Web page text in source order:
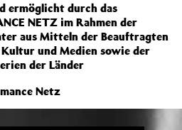
ermöglicht durch das
NETZ im Rahmen der
aus Mitteln der Beauftragten
und Medien sowie der
der Länder